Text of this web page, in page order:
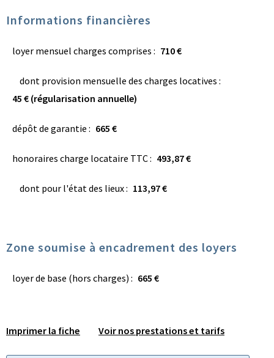
Informations financières
loyer mensuel charges comprises : 710 €
dont provision mensuelle des charges locatives :
45 € (régularisation annuelle)
dépôt de garantie : 665 €
honoraires charge locataire TTC : 493,87 €
dont pour l'état des lieux : 113,97 €
Zone soumise à encadrement des loyers
loyer de base (hors charges) : 665 €
Imprimer la fiche Voir nos prestations et tarifs